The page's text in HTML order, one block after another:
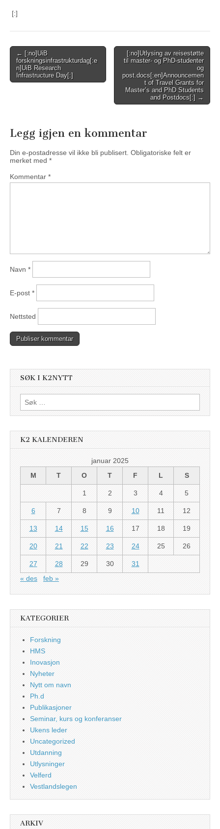
[:]
Post
navigation
← [:no]UiB
forskningsinfrastrukturdag[:e
n]UiB Research
Infrastructure Day[:]
[:no]Utlysing av reisestøtte
til master- og PhD-studenter
og
post.docs[:en]Announcemen
t of Travel Grants for
Master’s and PhD Students
and Postdocs[:] →
Legg igjen en kommentar
Din e-postadresse vil ikke bli publisert. Obligatoriske felt er
merket med *
Kommentar *
Navn *
E-post *
Nettsted
SØK I K2NYTT
Søk
etter:
K2 KALENDEREN
januar 2025
M
T O T F L S
1 2 3 4 5
6 7 8 9 10 11 12
13 14 15 16 17 18 19
20 21 22 23 24 25 26
27 28 29 30
31
« des
feb »
KATEGORIER
Forskning
HMS
Inovasjon
Nyheter
Nytt om navn
Ph.d
Publikasjoner
Seminar, kurs og konferanser
Ukens leder
Uncategorized
Utdanning
Utlysninger
Velferd
Vestlandslegen
ARKIV